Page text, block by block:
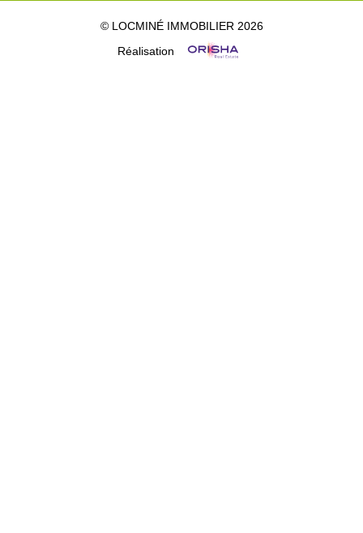
© LOCMINÉ IMMOBILIER 2026
Réalisation